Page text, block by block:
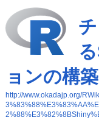
ョンの構築
http://www.okadajp.org/